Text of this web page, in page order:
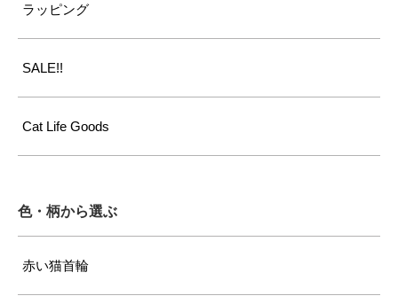
ラッピング
SALE!!
Cat Life Goods
色・柄から選ぶ
赤い猫首輪